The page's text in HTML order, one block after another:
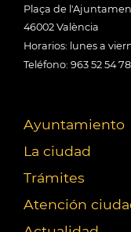
Plaça de
46002 València
Horarios: lunes a
Teléfono: 963 52 54 78
Ayuntamiento
La ciudad
Trámites
Atención